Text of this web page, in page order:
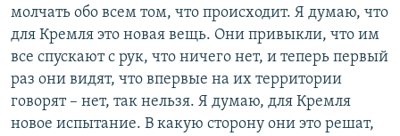
молчать обо всем том, что происходит. Я думаю, что
для Кремля это новая вещь. Они привыкли, что им
все спускают с рук, что ничего нет, и теперь первый
раз они видят, что впервые на их территории
говорят – нет, так нельзя. Я думаю, для Кремля
новое испытание. В какую сторону они это решат,